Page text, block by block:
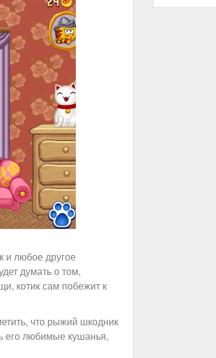
и любое другое
думать о том,
котик сам побежит к
что рыжий шкодник
его любимые кушанья,